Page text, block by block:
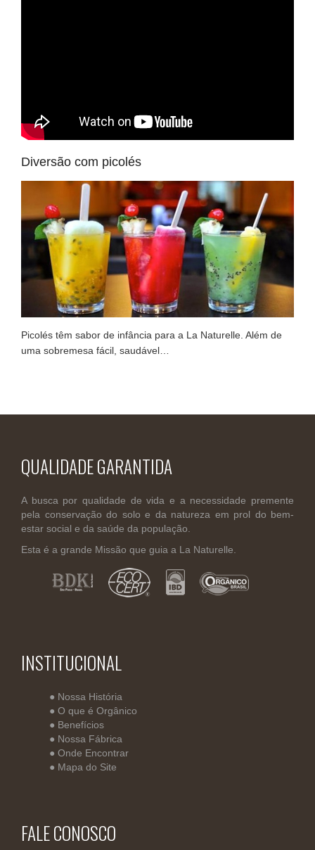
Diversão com picolés
Picolés têm sabor de infância para a La Naturelle. Além de
uma sobremesa fácil, saudável…
QUALIDADE GARANTIDA
A busca por qualidade de vida e a necessidade premente
pela conservação do solo e da natureza em prol do bem-
estar social e da saúde da população.
Esta é a grande Missão que guia a La Naturelle.
INSTITUCIONAL
● Nossa História
● O que é Orgânico
● Benefícios
● Nossa Fábrica
● Onde Encontrar
● Mapa do Site
FALE CONOSCO